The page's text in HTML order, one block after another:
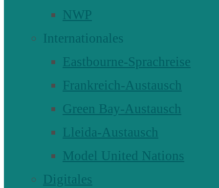
NWP
Internationales
Eastbourne-Sprachreise
Frankreich-Austausch
Green Bay-Austausch
Lleida-Austausch
Model United Nations
Digitales